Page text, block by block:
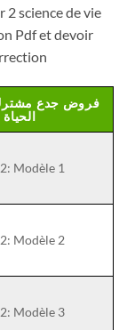
2 science de vie
Pdf et devoir
فروض جدع مشترك
Modèle 1
Modèle 2
Modèle 3